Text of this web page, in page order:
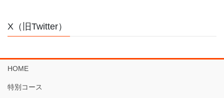
X（旧Twitter）
HOME
特別コース